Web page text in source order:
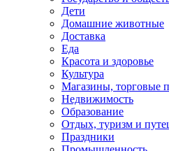
Дети
Домашние животные
Доставка
Еда
Красота и здоровье
Культура
Магазины, торговые
Недвижимость
Образование
Отдых, туризм и
Праздники